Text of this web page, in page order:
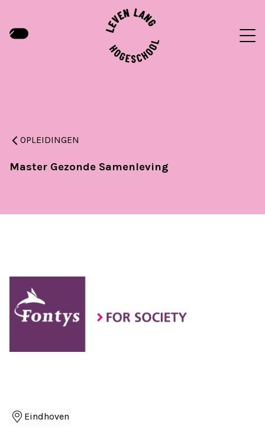
OPLEIDINGEN
Master Gezonde Samenleving
Eindhoven